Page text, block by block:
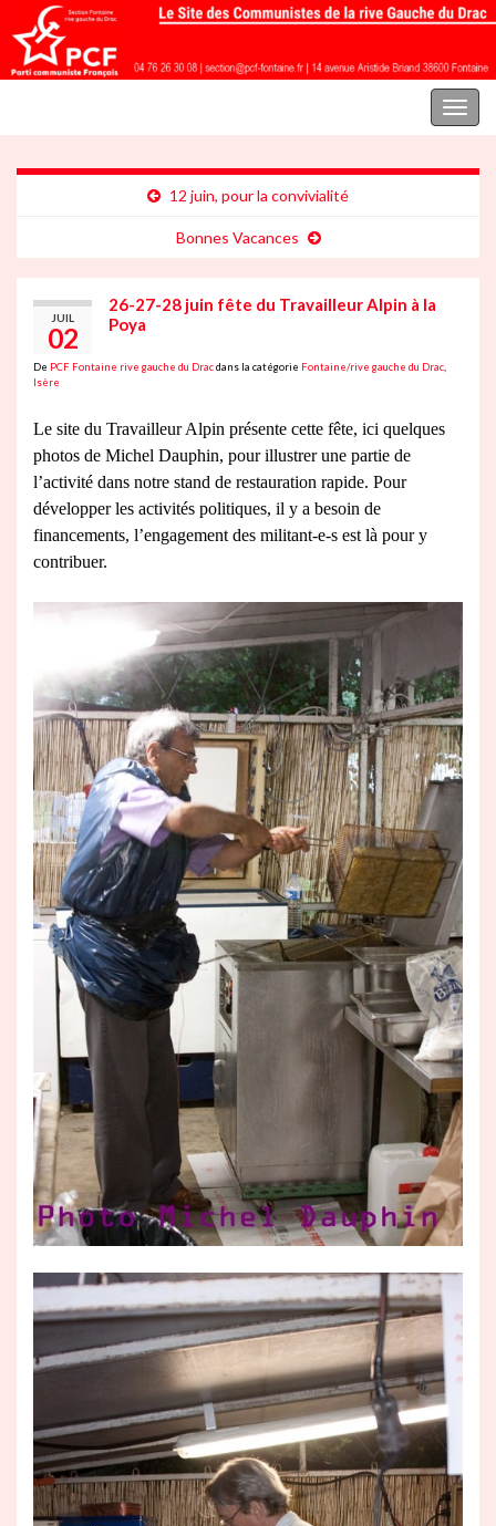
Toggle
12 juin, pour la convivialité
Bonnes Vacances
JUIL
02
26-27-28 juin fête du Travailleur Alpin à la
Poya
De PCF Fontaine rive gauche du Dracdans la catégorie Fontaine/rive gauche du Drac
Isère
Le site du Travailleur Alpin présente cette fête, ici quelques
photos de Michel Dauphin, pour illustrer une partie de
l’activité dans notre stand de restauration rapide. Pour
développer les activités politiques, il y a besoin de
financements, l’engagement des militant-e-s est là pour y
contribuer.